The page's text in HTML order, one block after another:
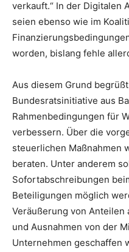
verkauft.“ In der Digitalen
seien ebenso wie im
worden, bislang fehle
Aus diesem Grund
Bundesratsinitiative aus
Rahmenbedingungen für
verbessern. Über die
steuerlichen Maßnahmen
beraten. Unter anderem
Sofortabschreibungen
Beteiligungen möglich
Veräußerung von
und Ausnahmen von der
Unternehmen geschaffen